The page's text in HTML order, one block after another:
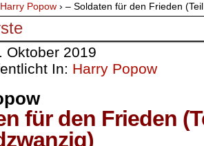
Harry Popow › – Soldaten für den Frieden
Oktober 2019
In: Harry Popow
für den Frieden